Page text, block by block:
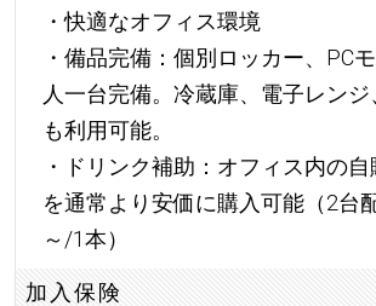
・快適なオフィス環境
・備品完備：個別ロッカー、PC
人一台完備。冷蔵庫、電子レン
も利用可能。
・ドリンク補助：オフィス内の
を通常より安価に購入可能（2
～/1本）
加入保険